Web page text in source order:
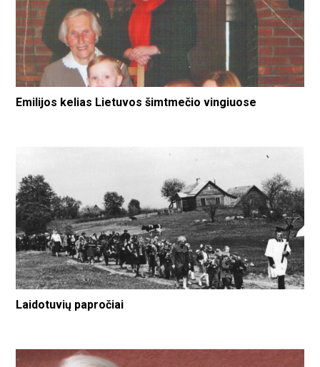
Emilijos kelias Lietuvos šimtmečio vingiuose
Laidotuvių papročiai